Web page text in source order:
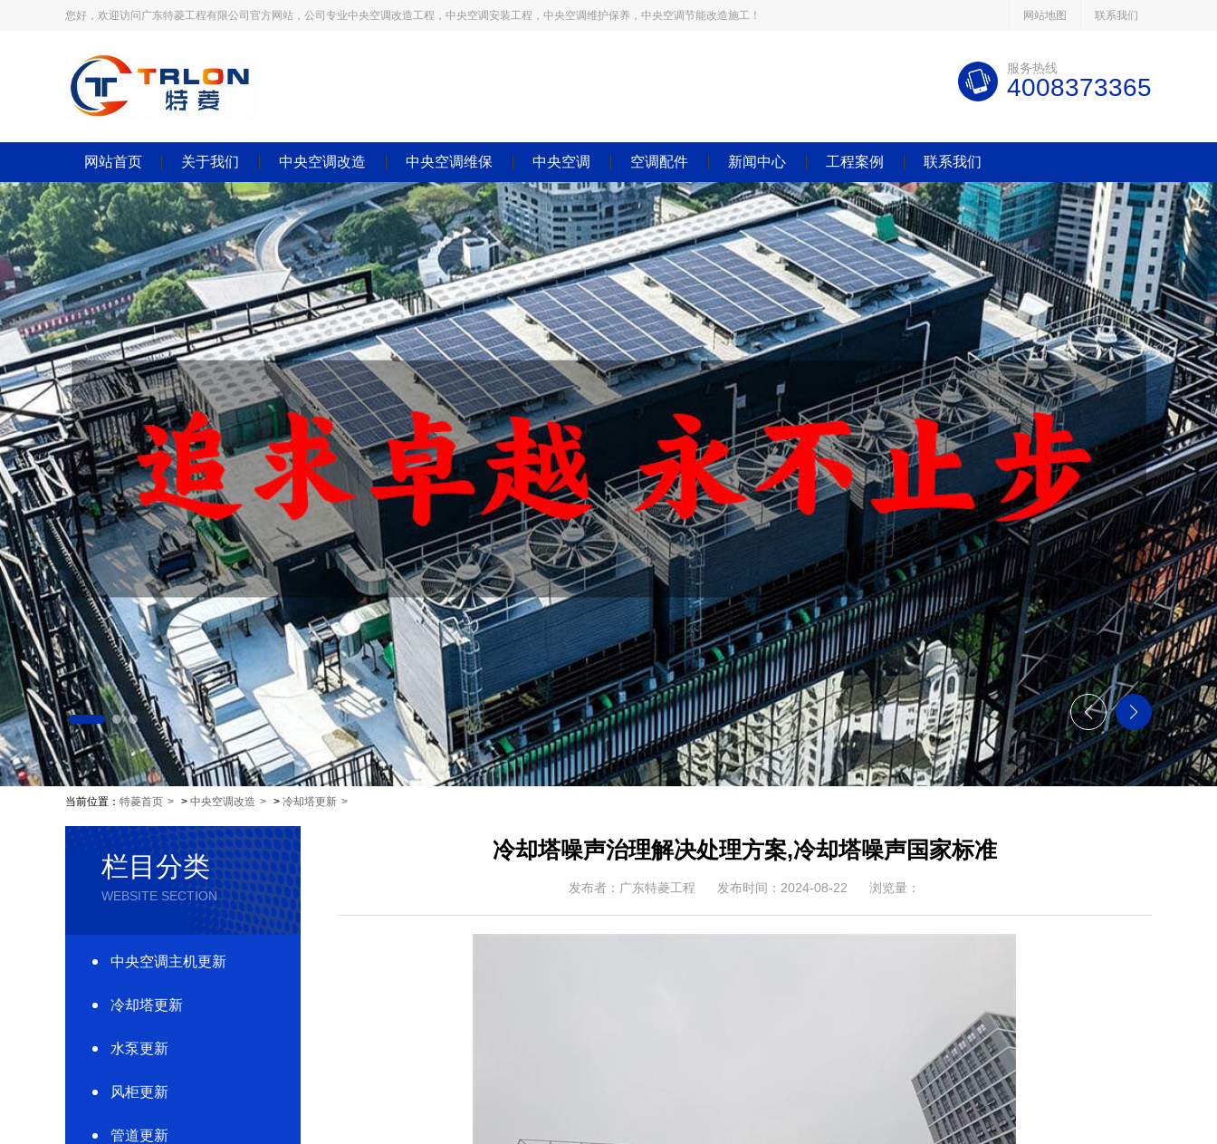
您好，欢迎访问广东特菱工程有限公司官方网站，公司专业中央空调改造工程，中央空调安装工程，中央空调维护保养，中央空调节能改造施工！ 网站地图 联系我们
服务热线
4008373365
网站首页 关于我们 中央空调改造 中央空调维保 中央空调 空调配件 新闻中心 工程案例 联系我们
当前位置： 特菱首页 > 中央空调改造 > 冷却塔更新
栏目分类
WEBSITE SECTION
中央空调主机更新
冷却塔更新
水泵更新
风柜更新
管道更新
冷却塔噪声治理解决处理方案,冷却塔噪声国家标准
发布者：广东特菱工程 发布时间：2024-08-22 浏览量：